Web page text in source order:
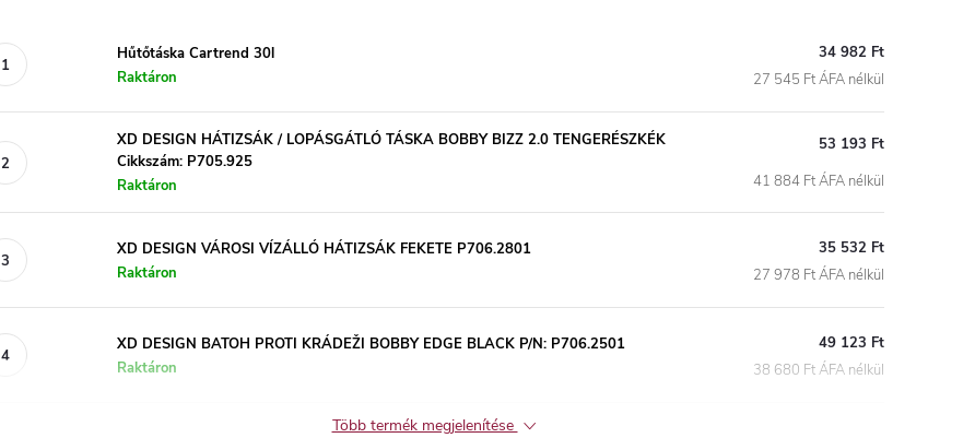
Hűtőtáska Cartrend 30l
Raktáron
34 982 Ft
27 545 Ft ÁFA nélkül
XD DESIGN HÁTIZSÁK / LOPÁSGÁTLÓ TÁSKA BOBBY BIZZ 2.0 TENGERÉSZKÉK
Cikkszám: P705.925
Raktáron
53 193 Ft
41 884 Ft ÁFA nélkül
XD DESIGN VÁROSI VÍZÁLLÓ HÁTIZSÁK FEKETE P706.2801
Raktáron
35 532 Ft
27 978 Ft ÁFA nélkül
XD DESIGN BATOH PROTI KRÁDEŽI BOBBY EDGE BLACK P/N: P706.2501
Raktáron
49 123 Ft
38 680 Ft ÁFA nélkül
Több termék megjelenítése